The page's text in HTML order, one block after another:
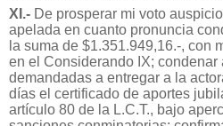
XI.- De prosperar mi voto
apelada en cuanto pronuncia
la suma de $1.351.949,16.-, con
en el Considerando IX; condenar
demandadas a entregar a la
días el certificado de aportes
artículo 80 de la L.C.T., bajo